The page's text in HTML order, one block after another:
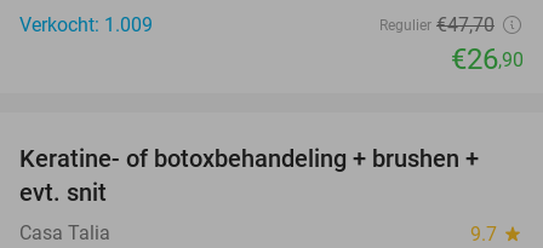
Verkocht: 1.009
Regulier €47,70
€26,90
50%
Keratine- of botoxbehandeling + brushen +
evt. snit
Casa Talia 9.7 star